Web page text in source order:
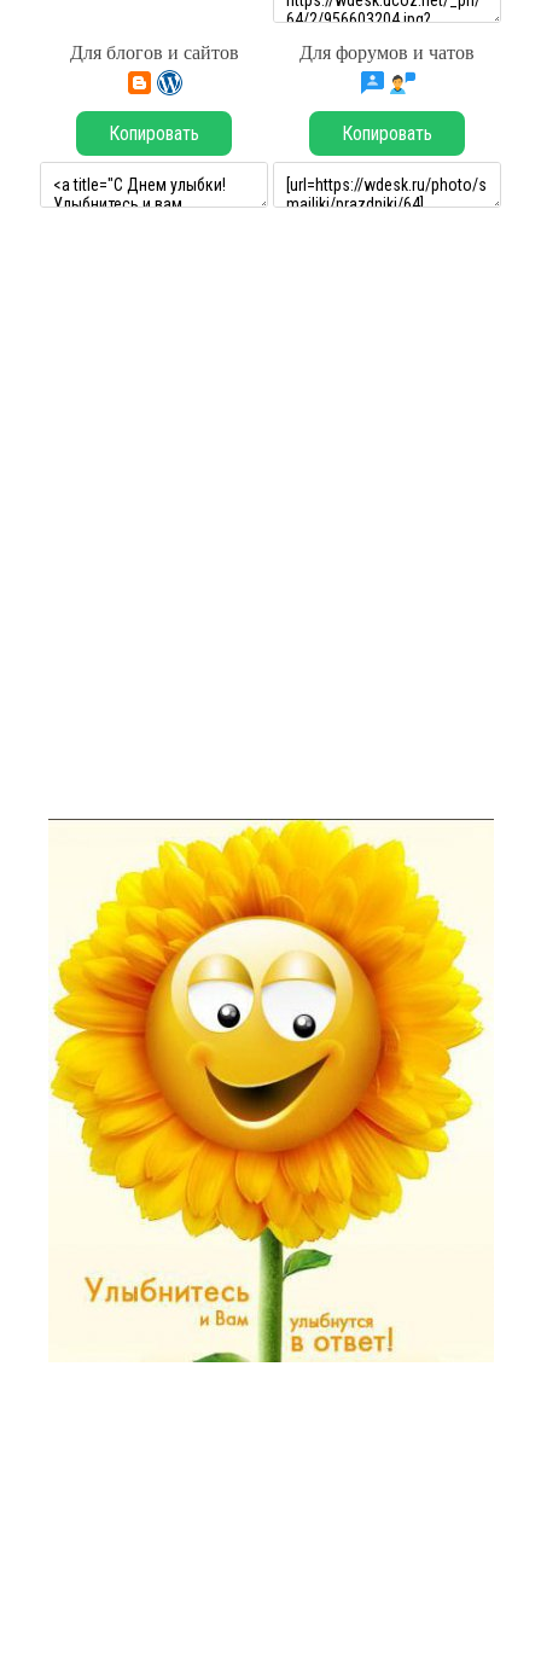
Для блогов и сайтов Для форумов и чатов
Копировать Копировать